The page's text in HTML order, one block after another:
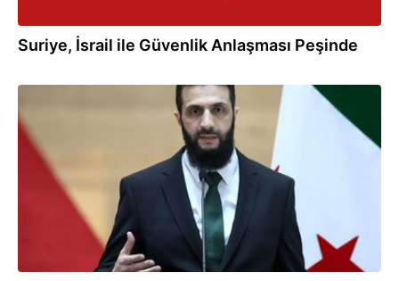
Suriye, İsrail ile Güvenlik Anlaşması Peşinde